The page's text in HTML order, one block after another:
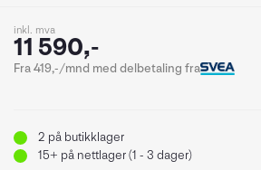
inkl. mva
11 590,-
Fra 419,-/mnd med delbetaling fra
2 på butikklager
15+ på nettlager (1 - 3 dager)